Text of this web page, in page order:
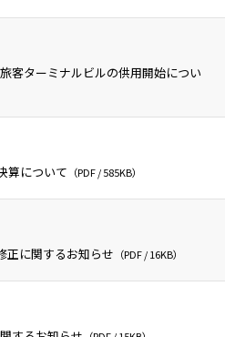
客ターミナルビルの供用開始につい
算について （PDF / 585KB）
正に関するお知らせ （PDF / 16KB）